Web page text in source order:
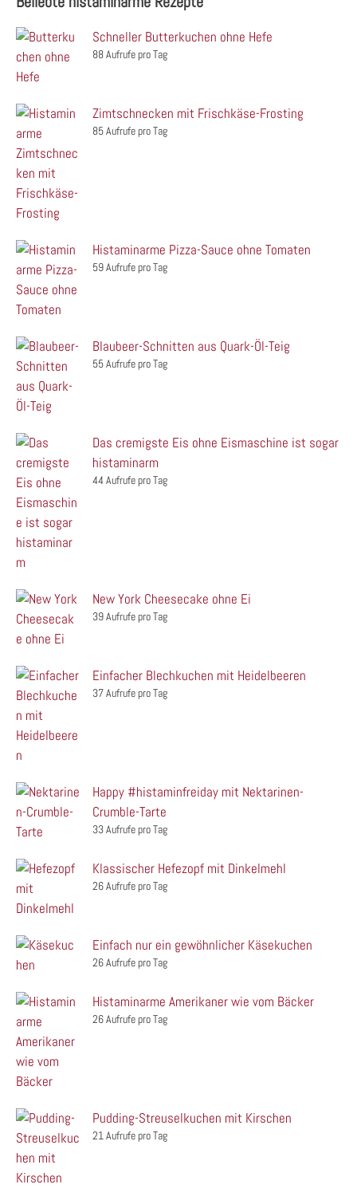
Schneller Butterkuchen ohne Hefe
88 Aufrufe pro Tag
Zimtschnecken mit Frischkäse-Frosting
85 Aufrufe pro Tag
Histaminarme Pizza-Sauce ohne Tomaten
59 Aufrufe pro Tag
Blaubeer-Schnitten aus Quark-Öl-Teig
55 Aufrufe pro Tag
Das cremigste Eis ohne Eismaschine ist sogar
histaminarm
44 Aufrufe pro Tag
New York Cheesecake ohne Ei
39 Aufrufe pro Tag
Einfacher Blechkuchen mit Heidelbeeren
37 Aufrufe pro Tag
Happy #histaminfreiday mit Nektarinen-
Crumble-Tarte
33 Aufrufe pro Tag
Klassischer Hefezopf mit Dinkelmehl
26 Aufrufe pro Tag
Einfach nur ein gewöhnlicher Käsekuchen
26 Aufrufe pro Tag
Histaminarme Amerikaner wie vom Bäcker
26 Aufrufe pro Tag
Pudding-Streuselkuchen mit Kirschen
21 Aufrufe pro Tag